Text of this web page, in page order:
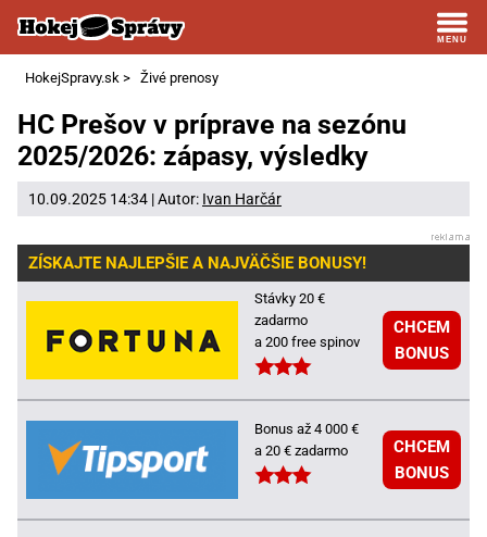
HokejSpravy.sk > Živé prenosy
HC Prešov v príprave na sezónu
2025/2026: zápasy, výsledky
10.09.2025 14:34 | Autor: Ivan Harčár
ZÍSKAJTE NAJLEPŠIE A NAJVÄČŠIE BONUSY!
Stávky 20 €
zadarmo
a 200 free spinov
CHCEM
BONUS
Bonus až 4 000 €
a 20 € zadarmo
CHCEM
BONUS